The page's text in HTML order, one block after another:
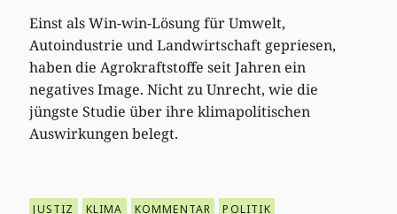
Einst als Win-win-Lösung für Umwelt,
Autoindustrie und Landwirtschaft gepriesen,
haben die Agrokraftstoffe seit Jahren ein
negatives Image. Nicht zu Unrecht, wie die
jüngste Studie über ihre klimapolitischen
Auswirkungen belegt.
JUSTIZ KLIMA KOMMENTAR POLITIK